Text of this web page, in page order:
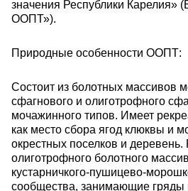
значения Республики Карелия»
ООПТ»).
Природные особенности ООПТ:
Состоит из болотных массивов
сфагнового и олиготрофного
мочажинного типов. Имеет
как место сбора ягод клюквы и
окрестных поселков и деревень.
олиготрофного болотного
кустарничкого-пушицево-
сообщества, занимающие гряды